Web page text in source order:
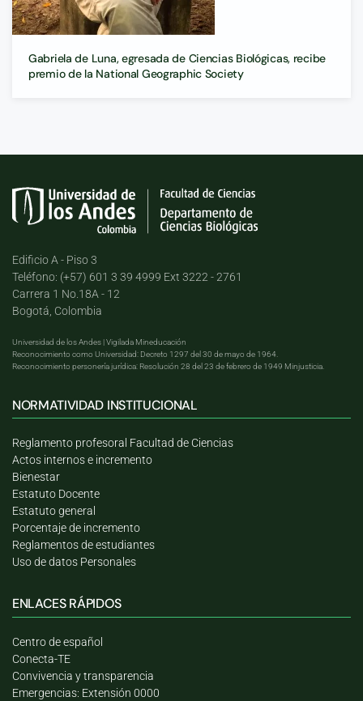
Gabriela de Luna, egresada de Ciencias Biológicas, recibe
premio de la National Geographic Society
Edificio A - Piso 3
Teléfono: (+57) 601 3 39 4999 Ext 3222 - 2761
Carrera 1 No.18A - 12
Bogotá, Colombia
Universidad de los Andes | Vigilada Mineducación
Reconocimiento como Universidad: Decreto 1297 del 30 de mayo de 1964.
Reconocimiento personería jurídica: Resolución 28 del 23 de febrero de 1949 Minjusticia.
NORMATIVIDAD INSTITUCIONAL
Reglamento profesoral Facultad de Ciencias
Actos internos e incremento
Bienestar
Estatuto Docente
Estatuto general
Porcentaje de incremento
Reglamentos de estudiantes
Uso de datos Personales
ENLACES RÁPIDOS
Centro de español
Conecta-TE
Convivencia y transparencia
Emergencias: Extensión 0000